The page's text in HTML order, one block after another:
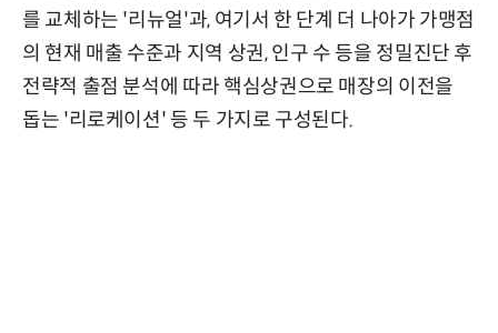
를 교체하는 '리뉴얼'과, 여기서 한 단계 더 나아가 가맹점
의 현재 매출 수준과 지역 상권, 인구 수 등을 정밀진단 후
전략적 출점 분석에 따라 핵심상권으로 매장의 이전을
돕는 '리로케이션' 등 두 가지로 구성된다.